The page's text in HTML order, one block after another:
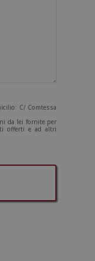
C/ Comtessa
da lei fornite per
offerti e ad altri
del
Può esercitare i
sulla privacy.